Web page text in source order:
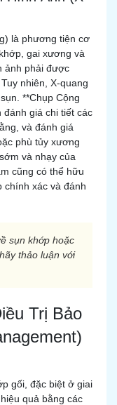
là phương tiện cơ
gai xương và
ảnh phải được
nhiên, X-quang
**Chụp Cộng
giá chi tiết các
và đánh giá
phù tủy xương
và nhạy của
cũng có thể hữu
chính xác và đánh
sụn khớp hoặc
thảo luận với
Trị Bảo
gối, đặc biệt ở giai
quả bằng các